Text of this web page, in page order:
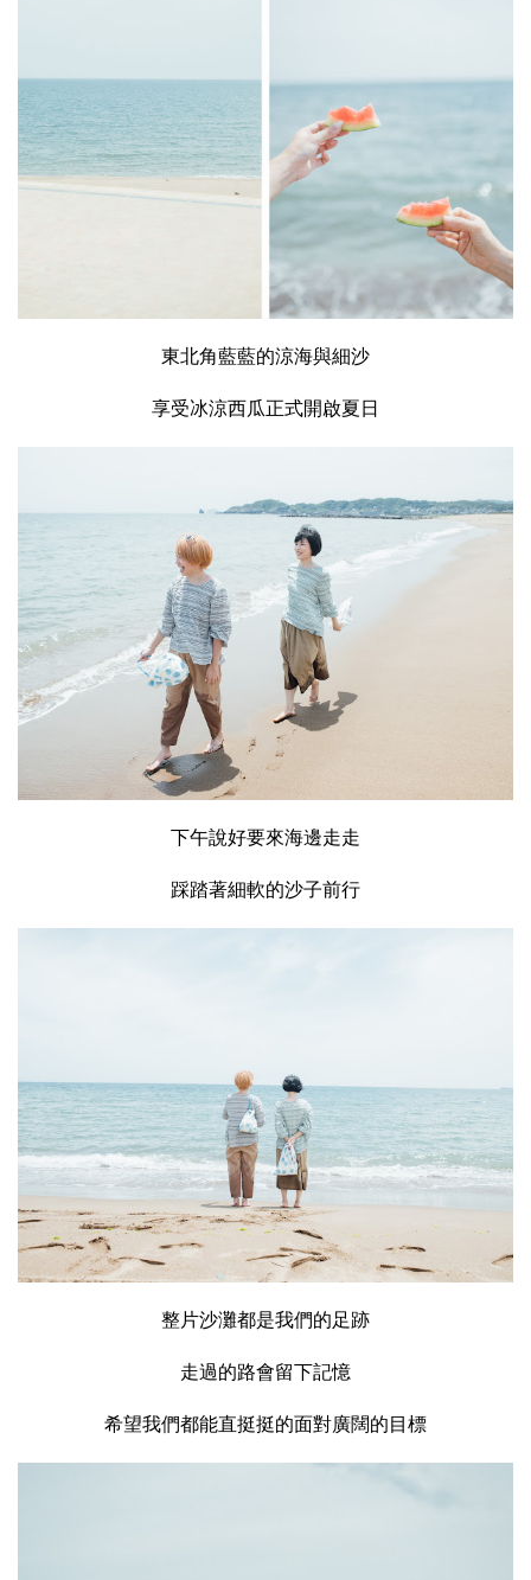
東北角藍藍的涼海與細沙
享受冰涼西瓜正式開啟夏日
下午說好要來海邊走走
踩踏著細軟的沙子前行
整片沙灘都是我們的足跡
走過的路會留下記憶
希望我們都能直挺挺的面對廣闊的目標